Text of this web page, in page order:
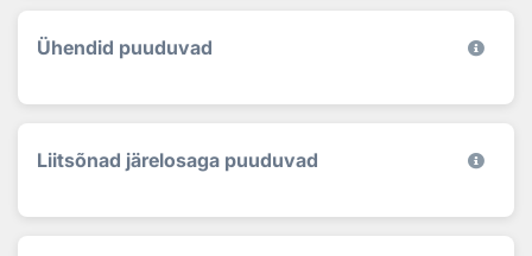
Ühendid puuduvad
Liitsõnad järelosaga puuduvad